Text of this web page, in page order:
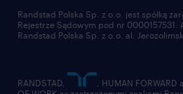
Randstad Polska Sp. z o.o. jest spółką
Rejestrze Sądowym pod nr 0000157531.
Randstad Polska Sp. z o.o. al.
RANDSTAD,
, HUMAN